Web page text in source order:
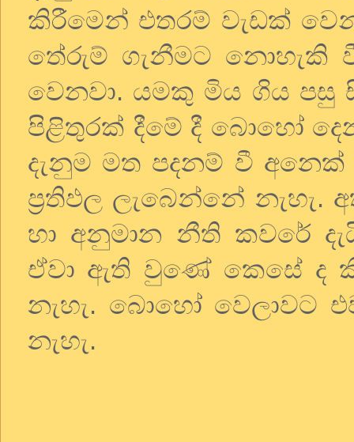
කිරීමෙන් එතරම් වැඩක්
තේරුම් ගැනීමට නොහැකි
වෙනවා. යමකු මිය ගිය පසු
පිළිතුරක් දීමේ දී බොහෝ
දැනුම මත පදනම් වී අනෙක්
ප්‍රතිඵල ලැබෙන්නේ
හා අනුමාන නීති කවරේ
ඒවා ඇති වුණේ කෙසේ ද
නැහැ. බොහෝ වෙලාවට
නැහැ.